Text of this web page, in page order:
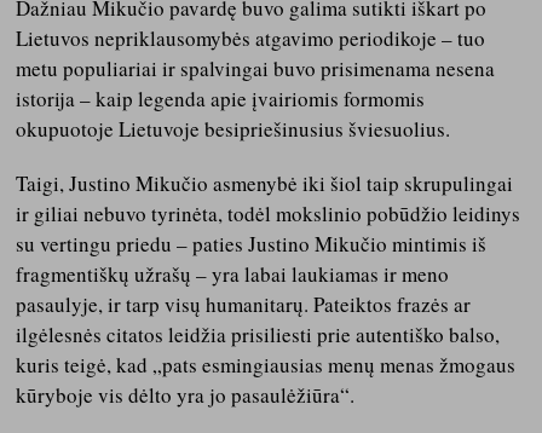
Dažniau Mikučio pavardę buvo galima sutikti iškart po
Lietuvos nepriklausomybės atgavimo periodikoje – tuo
metu populiariai ir spalvingai buvo prisimenama nesena
istorija – kaip legenda apie įvairiomis formomis
okupuotoje Lietuvoje besipriešinusius šviesuolius.
Taigi, Justino Mikučio asmenybė iki šiol taip skrupulingai
ir giliai nebuvo tyrinėta, todėl mokslinio pobūdžio leidinys
su vertingu priedu – paties Justino Mikučio mintimis iš
fragmentiškų užrašų – yra labai laukiamas ir meno
pasaulyje, ir tarp visų humanitarų. Pateiktos frazės ar
ilgėlesnės citatos leidžia prisiliesti prie autentiško balso,
kuris teigė, kad „pats esmingiausias menų menas žmogaus
kūryboje vis dėlto yra jo pasaulėžiūra“.